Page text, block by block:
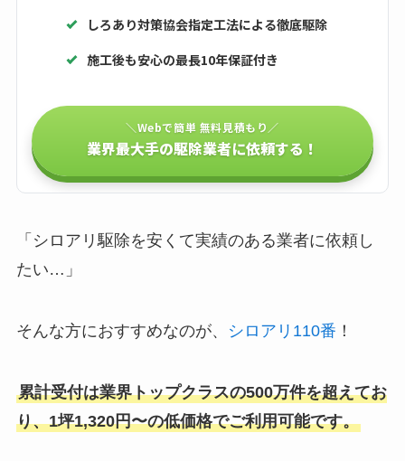
しろあり対策協会指定工法による徹底駆除
施工後も安心の最長10年保証付き
＼Webで簡単 無料見積もり／
業界最大手の駆除業者に依頼する！
「シロアリ駆除を安くて実績のある業者に依頼し
たい…」
そんな方におすすめなのが、 シロアリ110番 ！
累計受付は業界トップクラスの500万件を超えてお
り、1坪1,320円〜の低価格でご利用可能です。